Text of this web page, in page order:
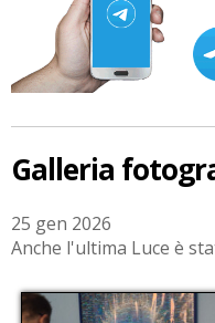
Galleria
25 gen 2026
Anche l'ultima Luce è